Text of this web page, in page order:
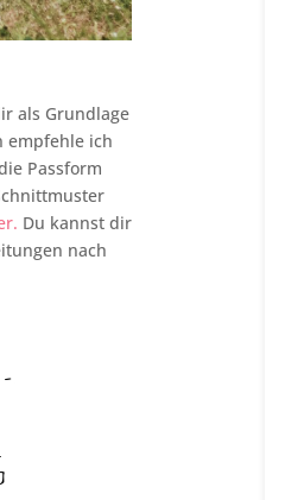
als Grundlage
empfehle ich
Passform
Du kannst dir
nach